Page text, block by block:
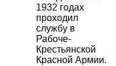
1932 годах
проходил
службу в
Рабоче-
Крестьянской
Красной Армии.